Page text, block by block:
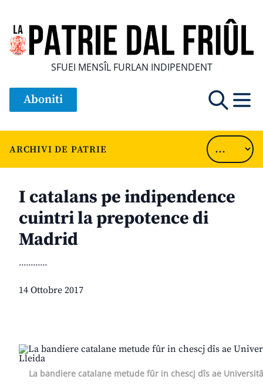
SFUEI MENSÎL FURLAN INDIPENDENT
Aboniti
ARCHIVI DE PATRIE
I catalans pe indipendence
cuintri la prepotence di
Madrid
............
14 Ottobre 2017
La bandiere catalane metude fûr in chescj dîs ae